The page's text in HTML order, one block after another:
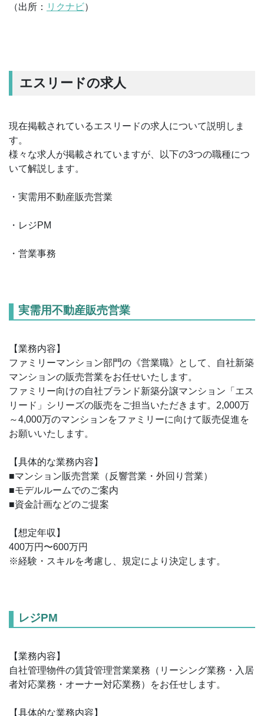
（出所： リクナビ）
エスリードの求人
現在掲載されているエスリードの求人について説明しま
す。
様々な求人が掲載されていますが、以下の3つの職種につ
いて解説します。
・実需用不動産販売営業
・レジPM
・営業事務
実需用不動産販売営業
【業務内容】
ファミリーマンション部門の《営業職》として、自社新築
マンションの販売営業をお任せいたします。
ファミリー向けの自社ブランド新築分譲マンション「エス
リード」シリーズの販売をご担当いただきます。2,000万
～4,000万のマンションをファミリーに向けて販売促進を
お願いいたします。
【具体的な業務内容】
■マンション販売営業（反響営業・外回り営業）
■モデルルームでのご案内
■資金計画などのご提案
【想定年収】
400万円〜600万円
※経験・スキルを考慮し、規定により決定します。
レジPM
【業務内容】
自社管理物件の賃貸管理営業業務（リーシング業務・入居
者対応業務・オーナー対応業務）をお任せします。
【具体的な業務内容】